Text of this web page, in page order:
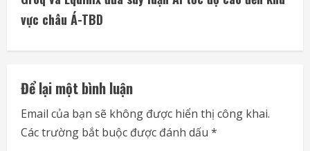
i
n
u
e
R
vực châu Á-TBD
Để lại một bình luận
Email của bạn sẽ không được hiển thị công khai.
Các trường bắt buộc được đánh dấu *